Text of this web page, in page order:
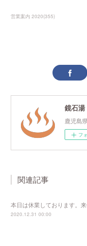
営業案内 2020(355)
鹿児島
フ
関連記事
本日は休業しております。
2020.12.31 00:00